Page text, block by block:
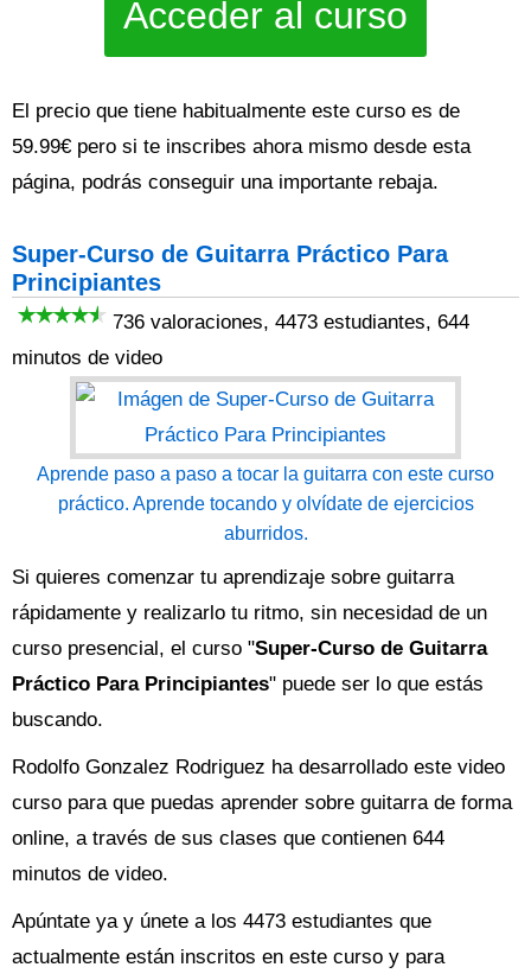
Acceder al curso
El precio que tiene habitualmente este curso es de
59.99€ pero si te inscribes ahora mismo desde esta
página, podrás conseguir una importante rebaja.
Super-Curso de Guitarra Práctico Para
Principiantes
736 valoraciones, 4473 estudiantes, 644
minutos de video
Aprende paso a paso a tocar la guitarra con este curso
práctico. Aprende tocando y olvídate de ejercicios
aburridos.
Si quieres comenzar tu aprendizaje sobre guitarra
rápidamente y realizarlo tu ritmo, sin necesidad de un
curso presencial, el curso "Super-Curso de Guitarra
Práctico Para Principiantes" puede ser lo que estás
buscando.
Rodolfo Gonzalez Rodriguez ha desarrollado este video
curso para que puedas aprender sobre guitarra de forma
online, a través de sus clases que contienen 644
minutos de video.
Apúntate ya y únete a los 4473 estudiantes que
actualmente están inscritos en este curso y para